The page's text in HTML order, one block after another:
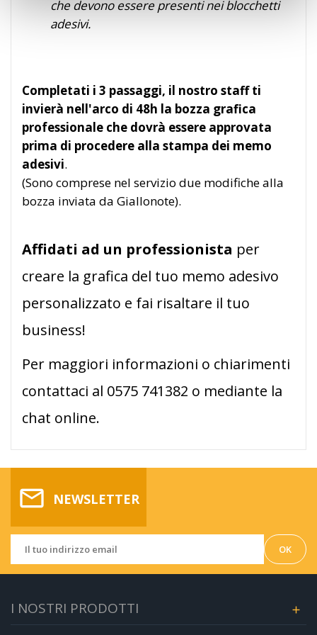
che devono essere presenti nei blocchetti
adesivi.
Completati i 3 passaggi, il nostro staff ti
invierà nell'arco di 48h la bozza grafica
professionale che dovrà essere approvata
prima di procedere alla stampa dei memo
adesivi.
(Sono comprese nel servizio due modifiche alla
bozza inviata da Giallonote).
Affidati ad un professionista per
creare la grafica del tuo memo adesivo
personalizzato e fai risaltare il tuo
business!
Per maggiori informazioni o chiarimenti
contattaci al 0575 741382 o mediante la
chat online.
mail_outline NEWSLETTER
I NOSTRI PRODOTTI 